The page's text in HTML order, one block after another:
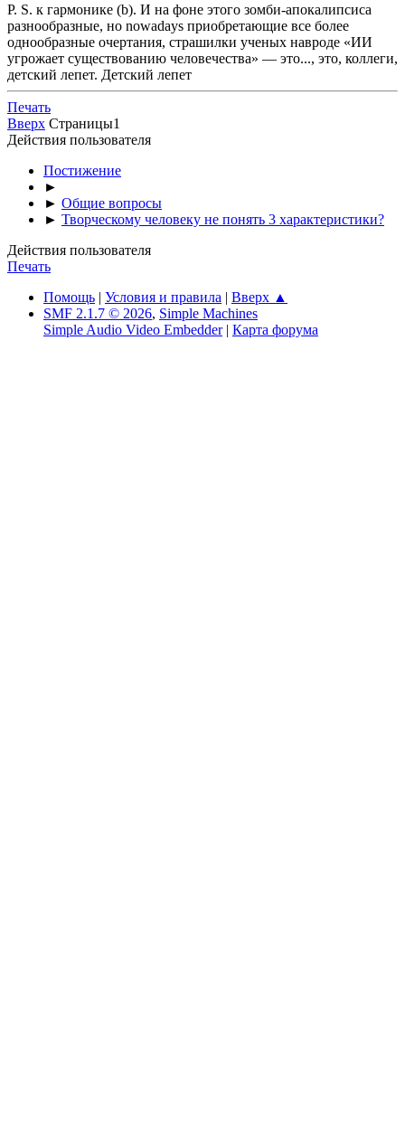
P. S. к гармонике (b). И на фоне этого зомби-апокалипсиса
разнообразные, но nowadays приобретающие все более
однообразные очертания, страшилки ученых навроде «ИИ
угрожает существованию человечества» — это..., это, коллеги,
детский лепет. Детский лепет
Печать
Вверх Страницы1
Действия пользователя
Постижение
►
► Общие вопросы
► Творческому человеку не понять 3 характеристики?
Действия пользователя
Печать
Помощь | Условия и правила | Вверх ▲
SMF 2.1.7 © 2026, Simple Machines
Simple Audio Video Embedder| Карта форума